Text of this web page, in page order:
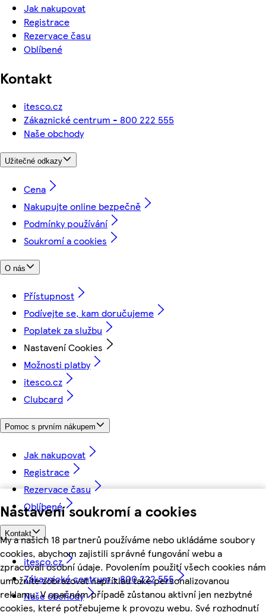
Nastavení soukromí a cookies
My a našich 18 partnerů používáme nebo ukládáme soubory
cookies, abychom zajistili správné fungování webu a
zpracovali osobní údaje. Povolením použití všech cookies nám
umožníte zobrazovat například také personalizovanou
reklamu. V opačném případě zůstanou aktivní jen nezbytné
cookies, které potřebujeme k provozu webu. Své rozhodnutí
Jak nakupovat
Registrace
Rezervace času
Oblíbené
Kontakt
itesco.cz
Zákaznické centrum - 800 222 555
Naše obchody
Užitečné odkazy
Cena
Nakupujte online bezpečně
Podmínky používání
Soukromí a cookies
O nás
Přístupnost
Podívejte se, kam doručujeme
Poplatek za službu
Nastavení Cookies
Možnosti platby
itesco.cz
Clubcard
Pomoc s prvním nákupem
Jak nakupovat
Registrace
Rezervace času
Oblíbené
Kontakt
itesco.cz
Zákaznické centrum - 800 222 555
Naše obchody